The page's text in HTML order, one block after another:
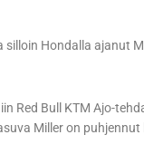
silloin Hondalla ajanut
Red Bull KTM Ajo-
Miller on